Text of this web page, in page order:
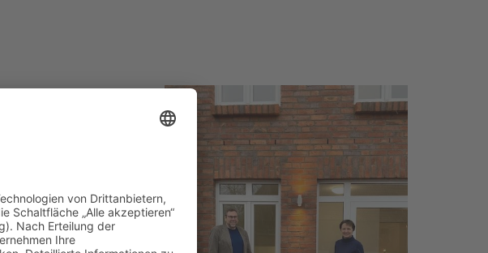
Senioren
für ältere Menschen.
Elbtalaue und
können nun auf den
Hilfen, die von